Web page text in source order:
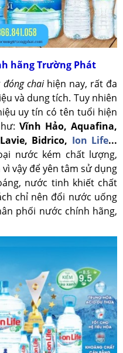
hãng Trường Phát
chaihiện nay, rất đa
và dung tích. Tuy nhiên
uy tín có tên tuổi hiện
Vĩnh Hảo, Aquafina,
Bidrico, Ion Life...
nước kém chất lượng,
vậy để yên tâm sử dụng
nước tinh khiết chất
chỉ nên đổi nước uống
phối nước chính hãng,